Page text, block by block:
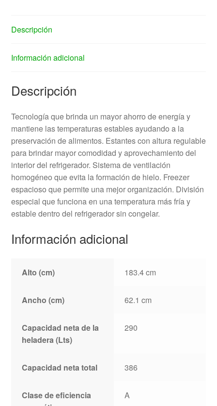
Descripción
Información adicional
Descripción
Tecnología que brinda un mayor ahorro de energía y
mantiene las temperaturas estables ayudando a la
preservación de alimentos. Estantes con altura regulable
para brindar mayor comodidad y aprovechamiento del
interior del refrigerador. Sistema de ventilación
homogéneo que evita la formación de hielo. Freezer
espacioso que permite una mejor organización. División
especial que funciona en una temperatura más fría y
estable dentro del refrigerador sin congelar.
Información adicional
Alto (cm) 183.4 cm
Ancho (cm) 62.1 cm
Capacidad neta de la
heladera (Lts)
290
Capacidad neta total 386
Clase de eficiencia
A